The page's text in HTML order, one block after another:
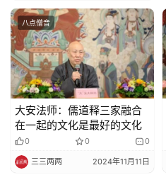
八点僧音
大安法师：儒道释三家融合
在一起的文化是最好的文化
0 0 0
三三两两 2024年11月11日